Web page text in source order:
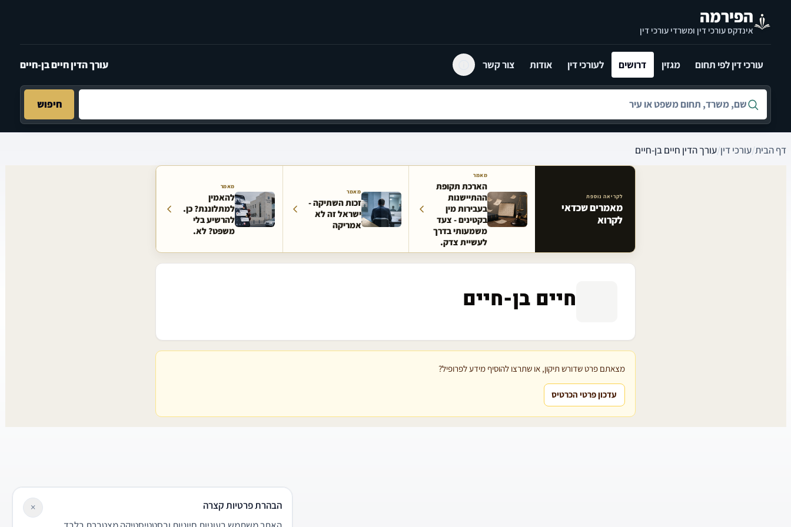
הפירמה
אינדקס עורכי דין ומשרדי עורכי דין
עורכי דין לפי תחום מגזין דרושים לעורכי דין אודות צור קשר עורך הדין חיים בן-חיים
חיפוש לפי שם, משרד, תחום משפט או עיר
חיפוש
דף הבית/עורכי דין/עורך הדין חיים בן-חיים
מאמרים קשורים באתר
לקריאה נוספת
מאמרים שכדאי
לקרוא
מאמר
הארכת תקופת
ההתיישנות
בעבירות מין
בקטינים - צעד
משמעותי בדרך
לעשיית צדק.
מאמר
זכות השתיקה -
ישראל זה לא
אמריקה
מאמר
להאמין
למתלוננת? כן.
להרשיע בלי
משפט? לא.
חיים בן-חיים
מצאתם פרט שדורש תיקון, או שתרצו להוסיף מידע לפרופיל?
עדכון פרטי הכרטיס
הבהרת פרטיות קצרה
×